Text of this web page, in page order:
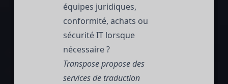
équipes juridiques,
conformité, achats ou
sécurité IT lorsque
nécessaire ?
Transposepropose des
services de traduction